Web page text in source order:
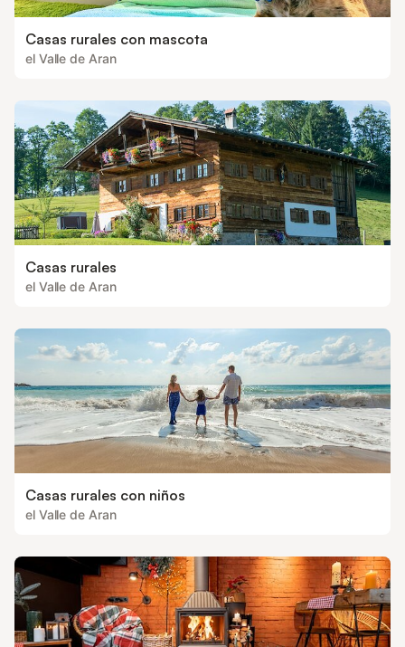
Casas rurales con mascota
el Valle de Aran
Casas rurales
el Valle de Aran
Casas rurales con niños
el Valle de Aran